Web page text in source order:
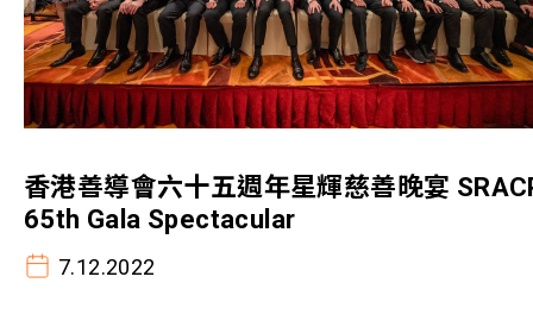
香港善導會六十五週年星輝慈善晚宴
65th Gala Spectacular
7.12.2022